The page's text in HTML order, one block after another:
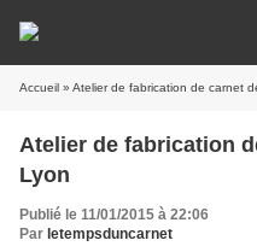
Accueil » Atelier de fabrication de carnet
Atelier de fabrication
Lyon
Publié le 11/01/2015 à 22:06
Par letempsduncarnet